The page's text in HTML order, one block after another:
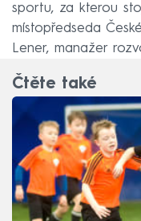
sportu, za kterou
místopředseda
Lener, manažer
Čtěte také